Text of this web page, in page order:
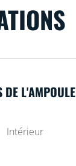
DE L'AMPOULE
Intérieur